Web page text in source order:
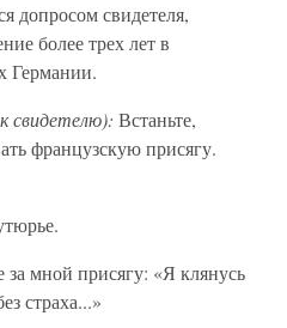
допросом свидетеля,
более трех лет в
Германии.
свидетелю): Встаньте,
французскую присягу.
за мной присягу: «Я клянусь
страха...»